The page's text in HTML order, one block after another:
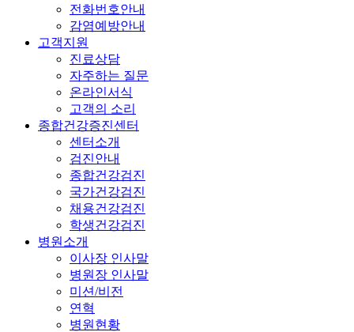
전화번호안내
감염예방안내
고객지원
진료상담
자주하는 질문
온라인서식
고객의 소리
종합건강증진센터
센터소개
검진안내
종합건강검진
국가건강검진
채용건강검진
학생건강검진
병원소개
이사장 인사말
병원장 인사말
미션/비전
연혁
병원현황